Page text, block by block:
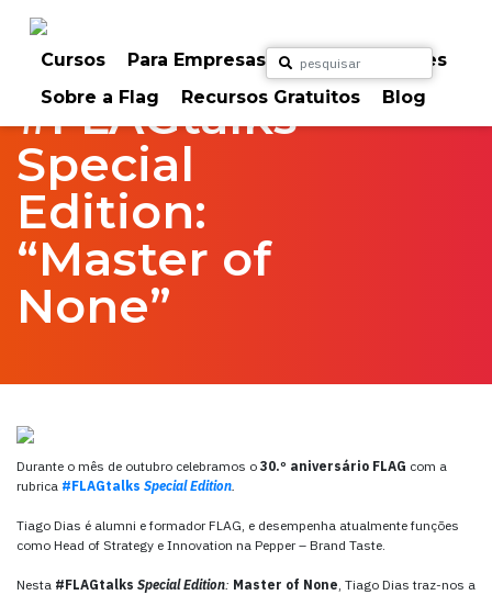
Cursos Para Empresas
Para Particulares
Sobre a Flag
Recursos Gratuitos Blog
#FLAGtalks
Special
Edition:
“Master of
None”
Durante o mês de outubro celebramos o 30.º aniversário FLAG com a
rubrica #FLAGtalks Special Edition.
Tiago Dias é alumni e formador FLAG, e desempenha atualmente funções
como Head of Strategy e Innovation na Pepper – Brand Taste.
Nesta #FLAGtalks Special Edition: Master of None, Tiago Dias traz-nos a